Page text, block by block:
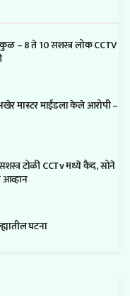
– 8 ते 10 सशस्त्र लोक CCTV
मास्टर माईंडला केले आरोपी –
टोळी CCTv मध्ये कैद, सोने
घटना